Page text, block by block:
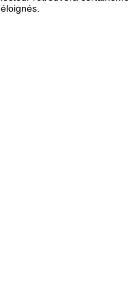
éloignés.